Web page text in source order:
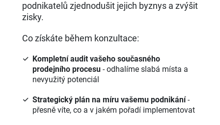
podnikatelů zjednodušit jejich byznys a zvýšit
zisky.
Co získáte během konzultace:
Kompletní audit vašeho současného
prodejního procesu - odhalíme slabá místa a
nevyužitý potenciál
Strategický plán na míru vašemu podnikání-
přesně víte, co a v jakém pořadí implementovat